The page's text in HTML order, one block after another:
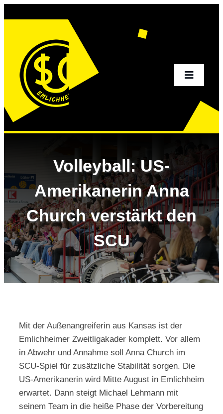
Toggle
Sportangebot
Verein
Kontakt
Volleyball: US-
Amerikanerin Anna
Church verstärkt den
SCU
Mit der Außenangreiferin aus Kansas ist der
Emlichheimer Zweitligakader komplett. Vor allem
in Abwehr und Annahme soll Anna Church im
SCU-Spiel für zusätzliche Stabilität sorgen. Die
US-Amerikanerin wird Mitte August in Emlichheim
erwartet. Dann steigt Michael Lehmann mit
seinem Team in die heiße Phase der Vorbereitung